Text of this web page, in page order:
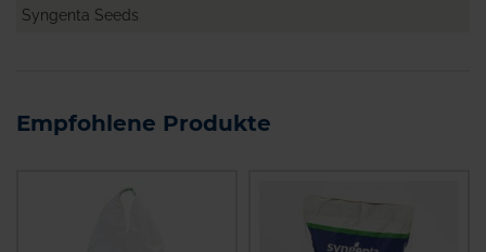
Syngenta Seeds
Empfohlene Produkte